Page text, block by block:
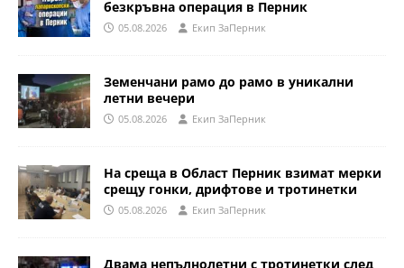
безкръвна операция в Перник
05.08.2026 Eкип ЗаПерник
Земенчани рамо до рамо в уникални
летни вечери
05.08.2026 Eкип ЗаПерник
На среща в Област Перник взимат мерки
срещу гонки, дрифтове и тротинетки
05.08.2026 Eкип ЗаПерник
Двама непълнолетни с тротинетки след